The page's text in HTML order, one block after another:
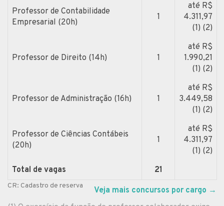
Professor de Contabilidade
Empresarial (20h)
1
até R$
4.311,97
(1) (2)
Professor de Direito (14h) 1
até R$
1.990,21
(1) (2)
Professor de Administração (16h) 1
até R$
3.449,58
(1) (2)
Professor de Ciências Contábeis
(20h)
1
até R$
4.311,97
(1) (2)
Total de vagas
21
CR: Cadastro de reserva Veja mais concursos por cargo →